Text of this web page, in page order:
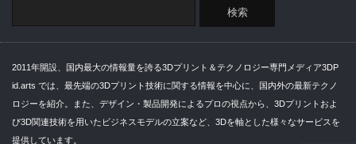
2011年開設、国内最大の情報量を誇る3Dプリント＆テクノロジー専門メディア3DP
id.arts では、最先端の3Dプリント技術に関する情報を中心に、国内外の最新テクノ
ロジーを紹介。また、デザイン・製品開発によるプロの視点から、3Dプリントおよ
び3D関連技術を用いたビジネスモデルの立案など、3Dを軸とした様々なサービスを
提供しています。